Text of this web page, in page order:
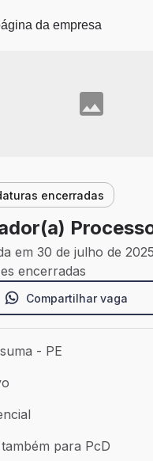
conteúdo principal
da empresa
encerradas
em 30 de julho de 2025
encerradas
Compartilhar vaga
trabalho: Itapissuma - PE
- PE
Efetivo
trabalho: Presencial
para PcD
para PcD